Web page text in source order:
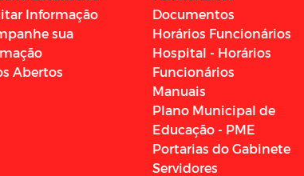
Informação
sua
Abertos
Documentos
Horários Funcionários
Hospital - Horários
Funcionários
Manuais
Plano Municipal de
Educação - PME
Portarias do Gabinete
Servidores